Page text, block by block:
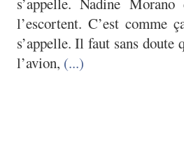
l’escortent. C’est comme
s’appelle. Il faut sans
l’avion, (...)